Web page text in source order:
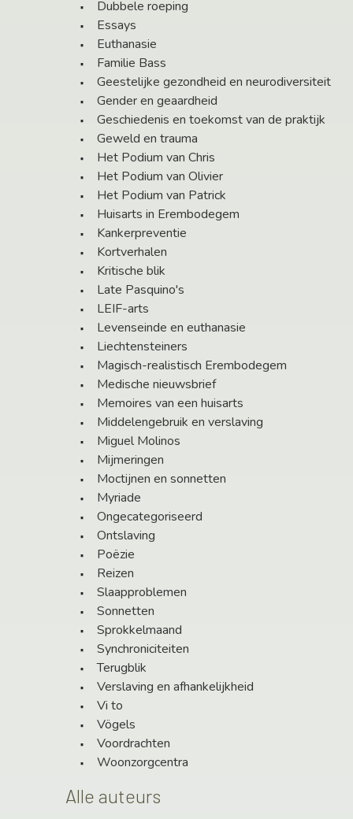
Dubbele roeping
Essays
Euthanasie
Familie Bass
Geestelijke gezondheid en neurodiversiteit
Gender en geaardheid
Geschiedenis en toekomst van de praktijk
Geweld en trauma
Het Podium van Chris
Het Podium van Olivier
Het Podium van Patrick
Huisarts in Erembodegem
Kankerpreventie
Kortverhalen
Kritische blik
Late Pasquino's
LEIF-arts
Levenseinde en euthanasie
Liechtensteiners
Magisch-realistisch Erembodegem
Medische nieuwsbrief
Memoires van een huisarts
Middelengebruik en verslaving
Miguel Molinos
Mijmeringen
Moctijnen en sonnetten
Myriade
Ongecategoriseerd
Ontslaving
Poëzie
Reizen
Slaapproblemen
Sonnetten
Sprokkelmaand
Synchroniciteiten
Terugblik
Verslaving en afhankelijkheid
Vi to
Vögels
Voordrachten
Woonzorgcentra
Alle auteurs